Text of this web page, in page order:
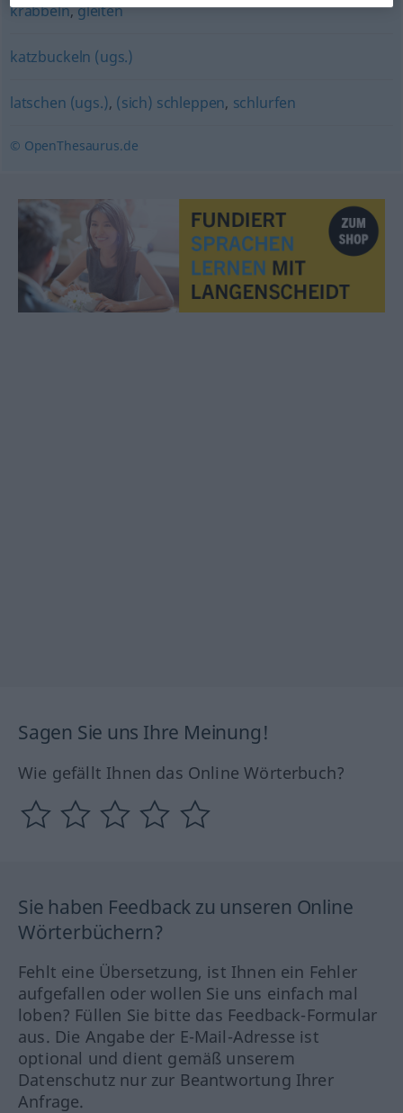
krabbeln,gleiten
katzbuckeln (ugs.)
latschen (ugs.), (sich) schleppen, schlurfen
© OpenThesaurus.de
Sagen Sie uns Ihre Meinung!
Wie gefällt Ihnen das Online Wörterbuch?
Sie haben Feedback zu unseren Online
Wörterbüchern?
Fehlt eine Übersetzung, ist Ihnen ein Fehler
aufgefallen oder wollen Sie uns einfach mal
loben? Füllen Sie bitte das Feedback-Formular
aus. Die Angabe der E-Mail-Adresse ist
optional und dient gemäß unserem
Datenschutz nur zur Beantwortung Ihrer
Anfrage.